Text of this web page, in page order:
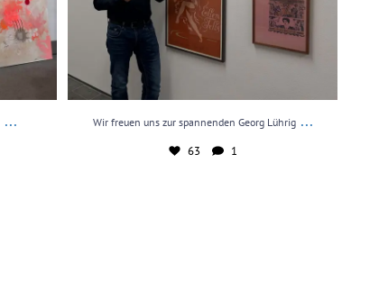
... Wir freuen uns zur spannenden Georg Lührig ...
63 1